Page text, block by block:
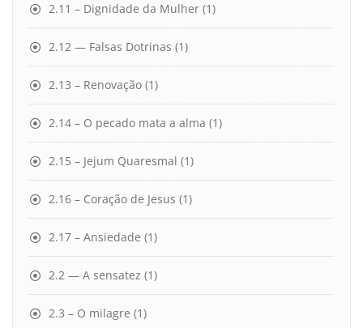
2.11 – Dignidade da Mulher (1)
2.12 — Falsas Dotrinas (1)
2.13 – Renovação (1)
2.14 – O pecado mata a alma (1)
2.15 – Jejum Quaresmal (1)
2.16 – Coração de Jesus (1)
2.17 – Ansiedade (1)
2.2 — A sensatez (1)
2.3 – O milagre (1)